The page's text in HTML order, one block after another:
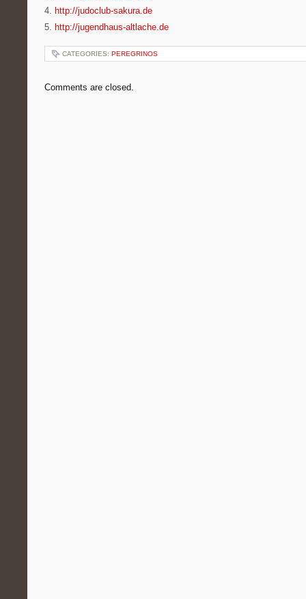
4. http://judoclub-sakura.de
5. http://jugendhaus-altlache.de
CATEGORIES: PEREGRINOS
Comments are closed.